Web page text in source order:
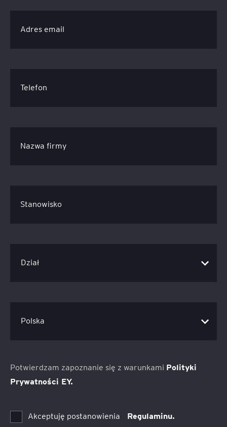
Adres email
Telefon
Nazwa firmy
Stanowisko
Potwierdzam zapoznanie się z warunkami Polityki
Prywatności EY.
Akceptuję postanowienia Regulaminu.